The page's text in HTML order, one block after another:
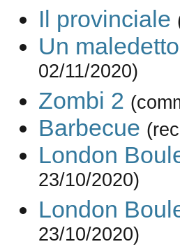
Il provinciale
Un
02/11/2020)
Zombi 2
Barbecue
London
23/10/2020)
London
23/10/2020)